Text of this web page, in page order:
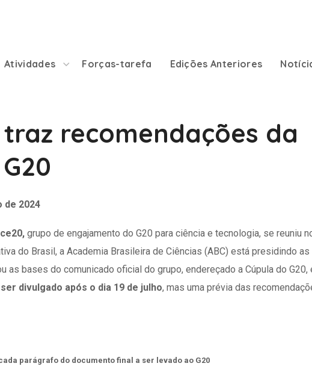
Atividades Forças-tarefa Edições Anteriores
recomendações da
de 2024
grupo de engajamento do G20 para ciência e tecnologia, se reuniu
do Brasil, a Academia Brasileira de Ciências (ABC) está presidindo as
bases do comunicado oficial do grupo, endereçado a Cúpula do G20,
divulgado após o dia 19 de julho, mas uma prévia das
parágrafo do documento final a ser levado ao G20